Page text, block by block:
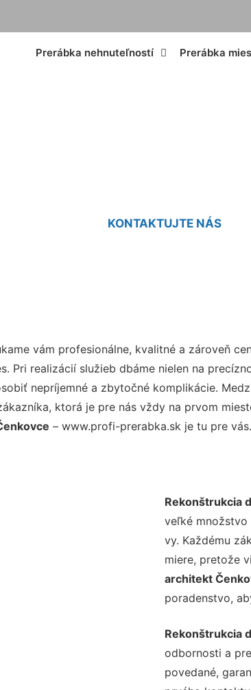
Prerábka nehnuteľností Prerábka
KONTAKTUJTE NÁS
vám profesionálne, kvalitné a zároveň
Pri realizácií služieb dbáme nielen na
nepríjemné a zbytočné komplikácie.
ktorá je pre nás vždy na prvom
– www.profi-prerabka.sk je tu pre vás.
Rekonštrukcia
veľké množstvo
vy. Každému
miere, pretože
architekt
poradenstvo,
Rekonštrukcia
odbornosti a
povedané,